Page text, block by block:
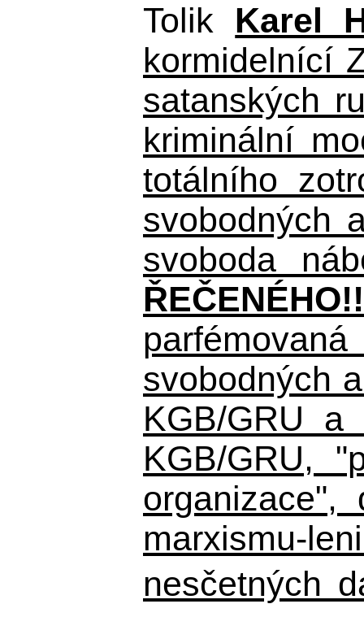
Tolik Karel
kormidelnící
satanských
kriminální
totálního
svobodných
svoboda
svobodných
KGB/GRU
KGB/GRU,
organizace",
marxismu-
nesčetných